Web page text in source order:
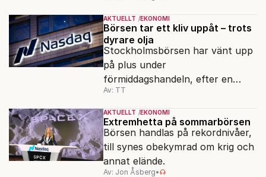
AKTUELLT EKONOMI
Börsen tar ett kliv uppåt – trots
dyrare olja
Stockholmsbörsen har vänt upp
på plus under
förmiddagshandeln, efter en
inledning nedåt – trots ett högre
oljepris och AI-oro.
Av: TT
AKTUELLT EKONOMI
Extremhetta på sommarbörsen
Börsen handlas på rekordnivåer,
till synes obekymrad om krig och
annat elände.
Av: Jon Åsberg•